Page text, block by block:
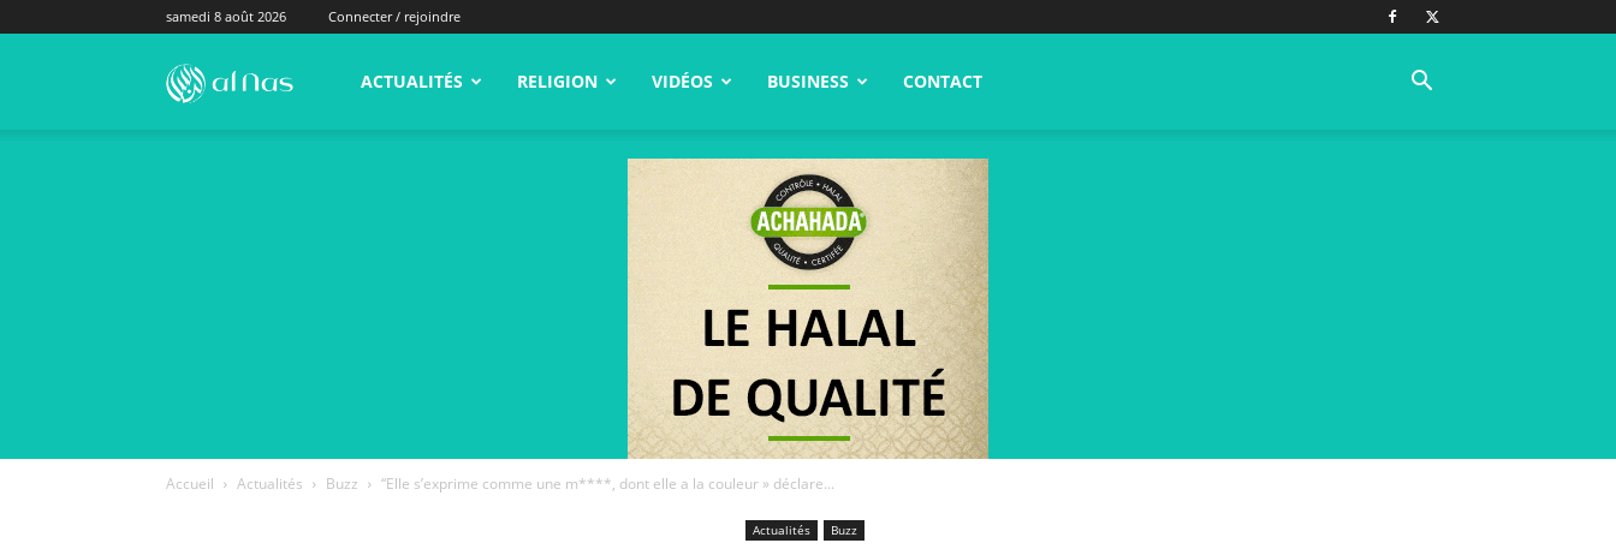
samedi 8 août 2026 Connecter / rejoindre
alNas.fr ACTUALITÉS RELIGION VIDÉOS BUSINESS CONTACT
Accueil Actualités Buzz “Elle s’exprime comme une m****, dont elle a la couleur » déclare...
Actualités Buzz